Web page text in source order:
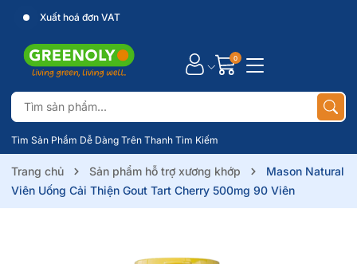
Xuất hoá đơn VAT
Tìm Sản Phẩm Dễ Dàng Trên Thanh Tìm Kiếm
0
Trang chủ Sản phẩm hỗ trợ xương khớp
Mason Natural
Viên Uống Cải Thiện Gout Tart Cherry 500mg 90 Viên